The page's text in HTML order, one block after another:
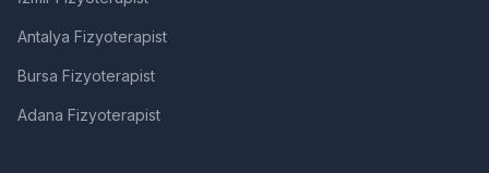
Antalya Fizyoterapist
Bursa Fizyoterapist
Adana Fizyoterapist